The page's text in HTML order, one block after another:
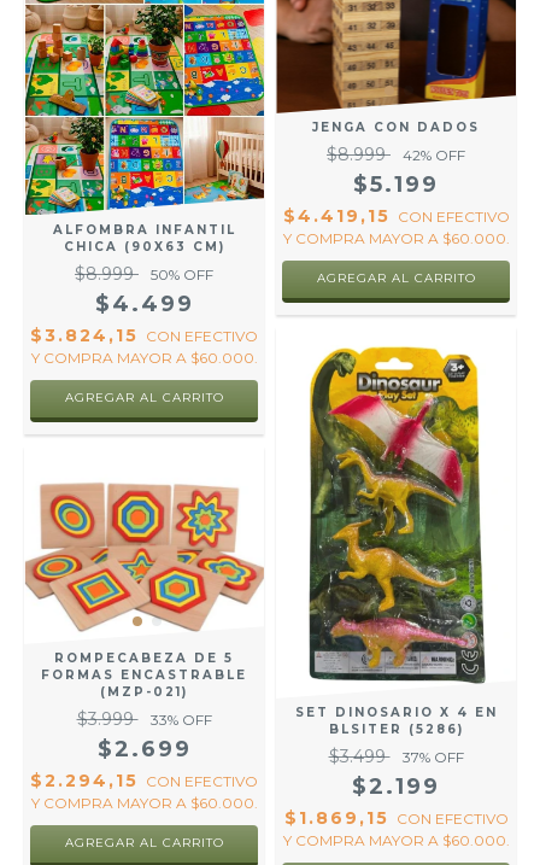
ALFOMBRA INFANTIL
CHICA (90X63 CM)
$8.999 50% OFF
$4.499
$3.824,15 CON EFECTIVO
Y COMPRA MAYOR A $60.000.
JENGA CON DADOS
$8.999 42% OFF
$5.199
$4.419,15 CON EFECTIVO
Y COMPRA MAYOR A $60.000.
ROMPECABEZA DE 5
FORMAS ENCASTRABLE
(MZP-021)
$3.999 33% OFF
$2.699
$2.294,15 CON EFECTIVO
Y COMPRA MAYOR A $60.000.
AGREGAR AL CARRITO
SET DINOSARIO X 4 EN
BLSITER (5286)
$3.499 37% OFF
$2.199
$1.869,15 CON EFECTIVO
Y COMPRA MAYOR A $60.000.